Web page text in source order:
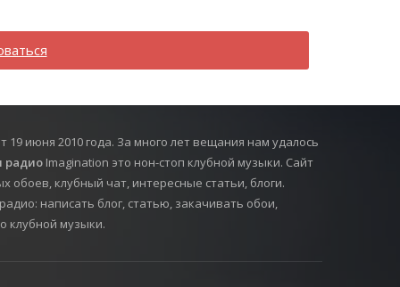
июня 2010 года. За много лет вещания нам удалось
радио Imagination это нон-стоп клубной музыки. Сайт
обоев, клубный чат, интересные статьи, блоги.
написать блог, статью, закачивать обои,
клубной музыки.